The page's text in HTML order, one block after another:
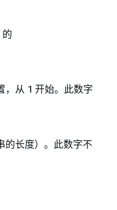
的
，从 1 开始。此数字
的长度）。此数字不